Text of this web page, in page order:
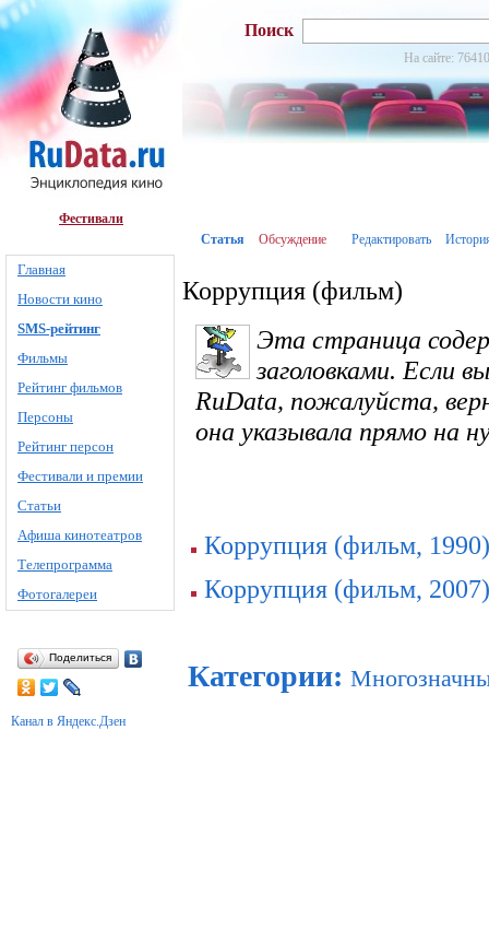
Фестивали
Главная
Новости кино
SMS-рейтинг
Фильмы
Рейтинг фильмов
Персоны
Рейтинг персон
Фестивали и премии
Статьи
Афиша кинотеатров
Телепрограмма
Фотогалереи
Поделиться
Канал в Яндекс.Дзен
Поиск
На сайте:
Статья Обсуждение Редактировать
Коррупция (фильм)
Эта страница
заголовками. Если
RuData, пожалуйста,
она указывала прямо на
Коррупция (фильм, 1990)
Коррупция (фильм, 2007)
Категории: